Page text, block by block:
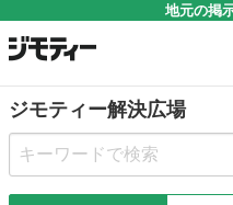
地元の掲
ジモティー解決広場